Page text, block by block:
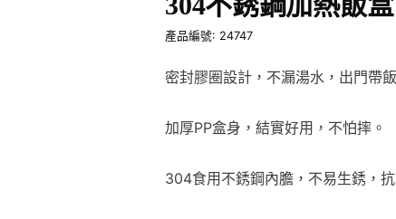
產品編號: 24747
密封膠圈設計，不漏湯水，出門帶
加厚PP盒身，結實好用，不怕摔。
304食用不銹鋼內膽，不易生銹，